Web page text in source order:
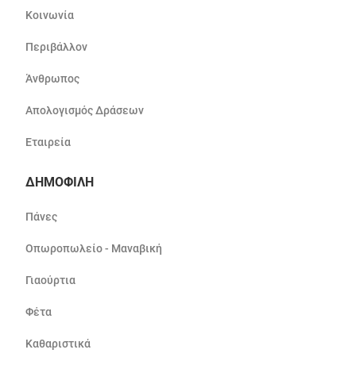
Κοινωνία
Περιβάλλον
Άνθρωπος
Απολογισμός Δράσεων
Εταιρεία
ΔΗΜΟΦΙΛΗ
Πάνες
Οπωροπωλείο - Μαναβική
Γιαούρτια
Φέτα
Καθαριστικά